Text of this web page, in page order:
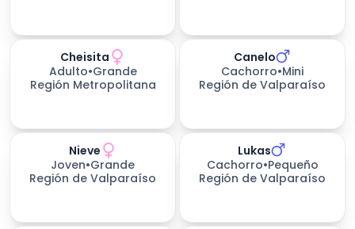
Cheisita
Adulto•Grande
Región Metropolitana
Canelo
Cachorro•Mini
Región de Valparaíso
días esperando
Nieve
Joven•Grande
Región de Valparaíso
Lukas
Cachorro•Pequeño
Región de Valparaíso